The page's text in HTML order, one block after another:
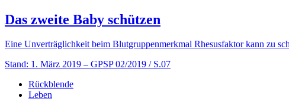
Das zweite Baby schützen
Eine Unverträglichkeit beim Blutgruppenmerkmal Rhesusfaktor kann zu
Stand: 1. März 2019 – GPSP 02/2019 / S.07
Rückblende
Leben